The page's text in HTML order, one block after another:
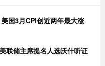
国3月CPI创近两年最大涨
联储主席提名人选沃什听证